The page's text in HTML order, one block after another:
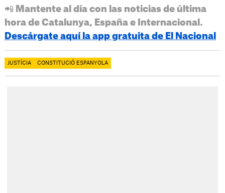
📲 Mantente al día con las noticias de última
hora de Catalunya, España e Internacional.
Descárgate aquí la app gratuita de El Nacional
JUSTÍCIA CONSTITUCIÓ ESPANYOLA